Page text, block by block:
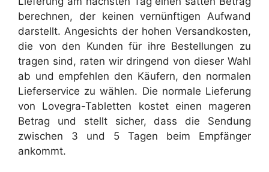
berechnen, der keinen vernünftigen Aufwand
darstellt. Angesichts der hohen Versandkosten,
die von den Kunden für ihre Bestellungen zu
tragen sind, raten wir dringend von dieser Wahl
ab und empfehlen den Käufern, den normalen
Lieferservice zu wählen. Die normale Lieferung
von Lovegra-Tabletten kostet einen mageren
Betrag und stellt sicher, dass die Sendung
zwischen 3 und 5 Tagen beim Empfänger
ankommt.